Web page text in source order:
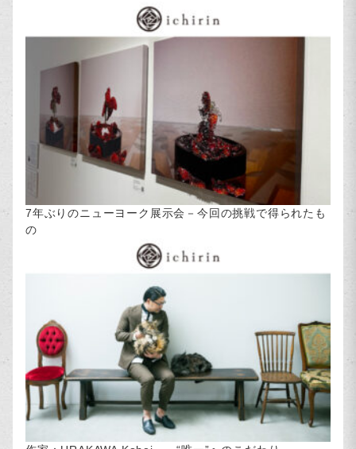
7年ぶりのニューヨーク展示会－今回の挑戦で得られたも
の